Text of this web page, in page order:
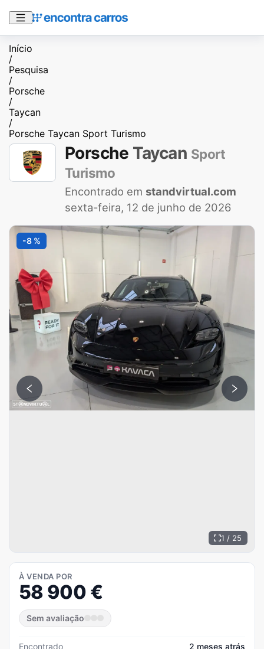
Início
/
Pesquisa
/
Porsche
/
Taycan
/
Porsche Taycan Sport Turismo
Porsche Taycan Sport
Turismo
Encontrado em standvirtual.com
sexta-feira, 12 de junho de 2026
-8 %
1 / 25
À VENDA POR
58 900 €
Sem avaliação
Encontrado
2 meses atrás